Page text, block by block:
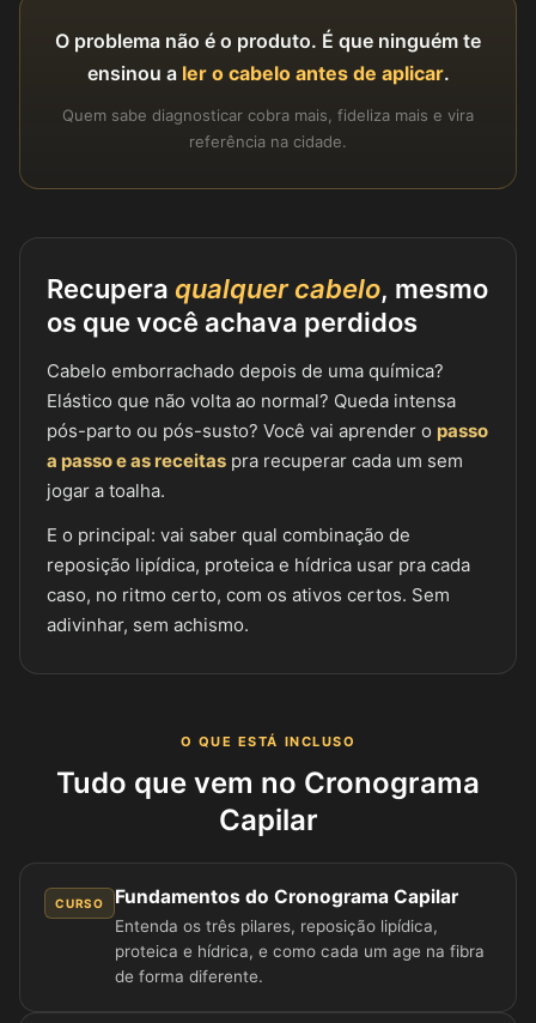
O problema não é o produto. É que ninguém te
ensinou a ler o cabelo antes de aplicar.
Quem sabe diagnosticar cobra mais, fideliza mais e vira
referência na cidade.
Recupera qualquer cabelo, mesmo
os que você achava perdidos
Cabelo emborrachado depois de uma química?
Elástico que não volta ao normal? Queda intensa
pós-parto ou pós-susto? Você vai aprender o passo
a passo e as receitas pra recuperar cada um sem
jogar a toalha.
E o principal: vai saber qual combinação de
reposição lipídica, proteica e hídrica usar pra cada
caso, no ritmo certo, com os ativos certos. Sem
adivinhar, sem achismo.
O QUE ESTÁ INCLUSO
Tudo que vem no Cronograma
Capilar
CURSO Fundamentos do Cronograma Capilar
Entenda os três pilares, reposição lipídica,
proteica e hídrica, e como cada um age na fibra
de forma diferente.